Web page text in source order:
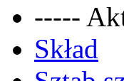
-----
Skład